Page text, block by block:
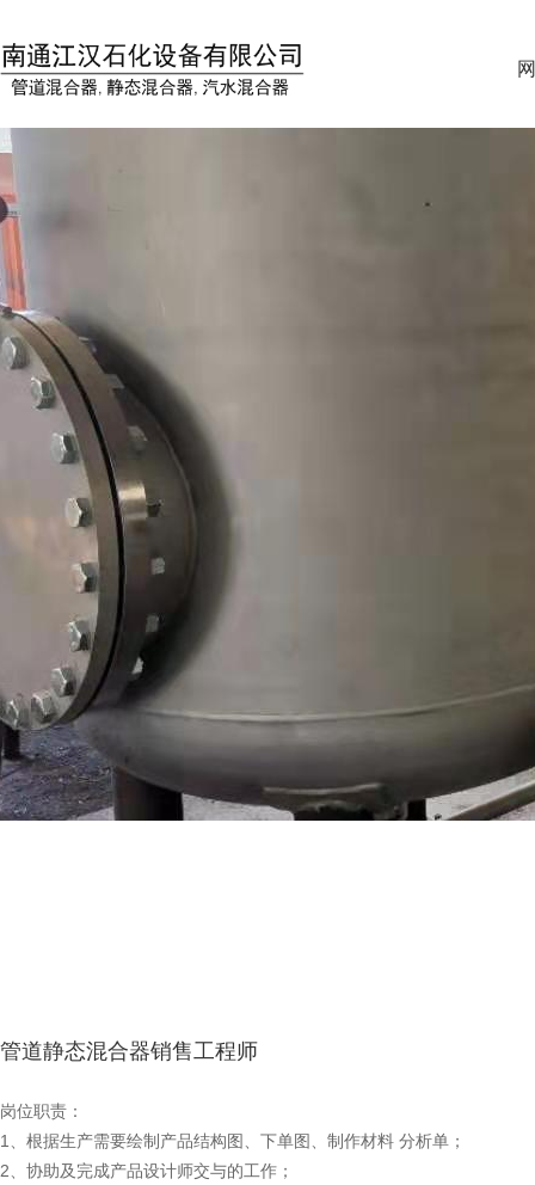
管道静态混合器销售工程师
岗位职责：
1、根据生产需要绘制产品结构图、下单图、制作材料 分析单；
2、协助及完成产品设计师交与的工作；